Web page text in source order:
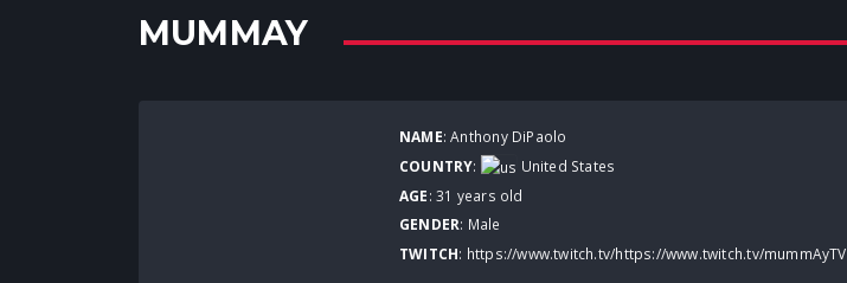
MUMMAY
NAME: Anthony DiPaolo
COUNTRY:
United States
AGE: 31 years old
GENDER: Male
TWITCH: https://www.twitch.tv/https://www.twitch.tv/mummAyTV